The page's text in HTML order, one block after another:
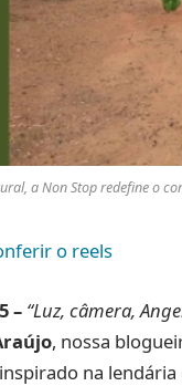
a Non Stop redefine o
o reels
– “Luz, câmera,
, nossa
na